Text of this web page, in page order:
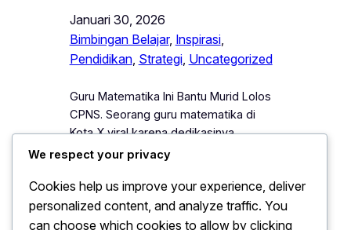
Januari 30, 2026
Bimbingan Belajar, Inspirasi
Pendidikan, Strategi, Uncategorized
Guru Matematika Ini Bantu Murid Lolos
CPNS. Seorang guru matematika di
Kota X viral karena dedikasinya
mengajar secara gratis dan berhasil
CPNS. Melalui bimbingan intensif dan
strategi belajar yang efektif, ia
membimbing murid agar memahami
We respect your privacy
Cookies help us improve your experience, deliver
personalized content, and analyze traffic. You
can choose which cookies to allow by clicking